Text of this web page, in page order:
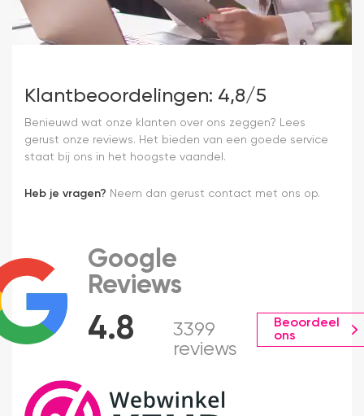
Klantbeoordelingen: 4,8/5
Benieuwd wat onze klanten over ons zeggen? Lees
gerust onze reviews. Het bieden van een goede service
staat bij ons in het hoogste vaandel.
Heb je vragen? Neem dan gerust contact met ons op.
4.8
Google
Reviews
3399
reviews
Beoordeel
ons